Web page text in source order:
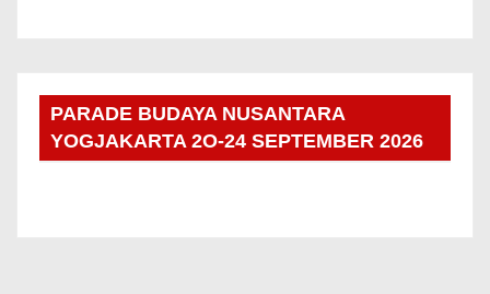
PARADE BUDAYA NUSANTARA
YOGJAKARTA 2O-24 SEPTEMBER 2026